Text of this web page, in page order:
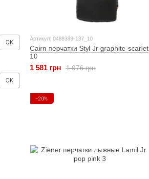
Артикул: 0489389-137_10
Cairn перчатки Styl Jr graphite-scarlet
10
1 976 грн
1 581 грн
−20%
OK
OK